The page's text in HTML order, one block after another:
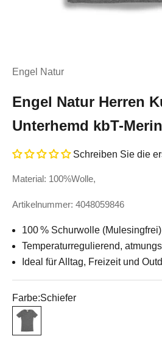
Engel Natur
Engel Natur Herren
Unterhemd kbT-
Schreiben Sie die
Material: 100%Wolle,
Artikelnummer: 4048059846
100 % Schurwolle (Mulesingfrei)
Temperaturregulierend,
Ideal für Alltag, Freizeit und
Farbe:Schiefer
Schiefer